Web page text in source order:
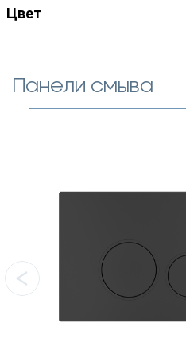
Цвет
Панели смыва